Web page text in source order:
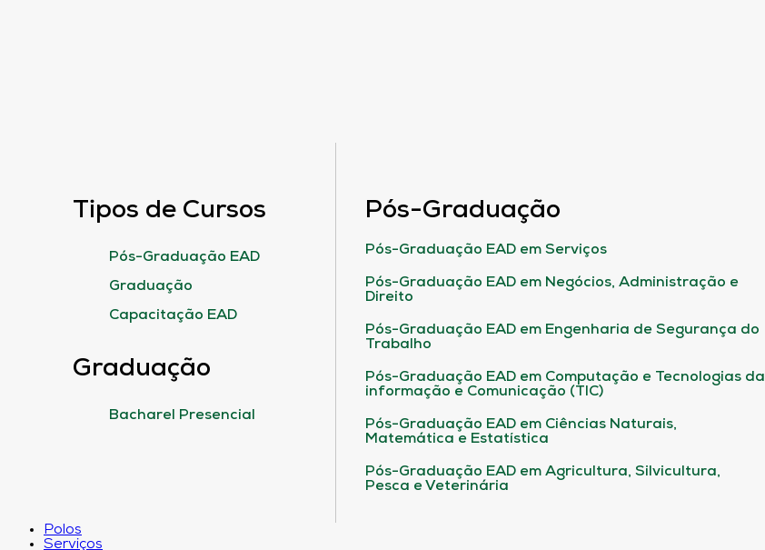
Tipos de Cursos
Pós-Graduação EAD
Graduação
Capacitação EAD
Graduação
Bacharel Presencial
Pós-Graduação
Pós-Graduação EAD em Serviços
Pós-Graduação EAD em Negócios, Administração e
Direito
Pós-Graduação EAD em Engenharia de Segurança do
Trabalho
Pós-Graduação EAD em Computação e Tecnologias da
informação e Comunicação (TIC)
Pós-Graduação EAD em Ciências Naturais,
Matemática e Estatística
Pós-Graduação EAD em Agricultura, Silvicultura,
Pesca e Veterinária
Polos
Serviços